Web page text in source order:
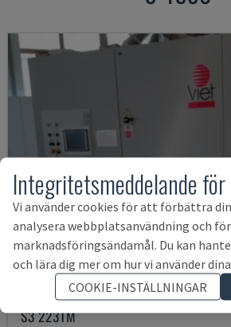
S3 223TM
Integritetsmeddelande för
Vi använder cookies för att förbättra
analysera webbplatsanvändning och för
marknadsföringsändamål. Du kan
och lära dig mer om hur vi använder
COOKIE-INSTÄLLNINGAR